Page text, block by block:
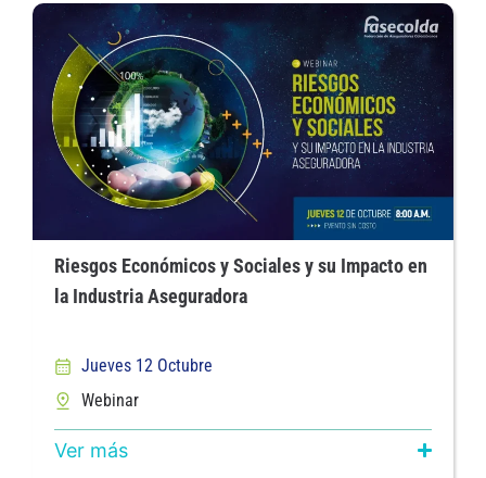
Riesgos Económicos y Sociales y su Impacto en
la Industria Aseguradora
Jueves 12 Octubre
Webinar
Ver más